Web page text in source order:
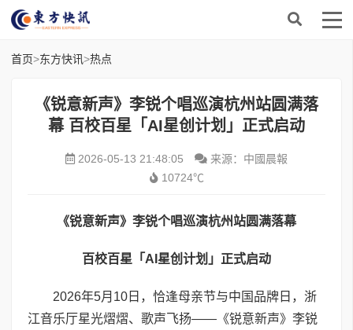
首页>东方快讯>热点
《锐意新声》李锐个唱巡演杭州站圆满落
幕 百校百星「AI星创计划」正式启动
2026-05-13 21:48:05
来源：中國晨報
10724℃
《锐意新声》李锐个唱巡演杭州站圆满落幕
百校百星「 AI 星创计划」正式启动
2026年5月10日，恰逢母亲节与中国品牌日，浙
江音乐厅星光熠熠、歌声飞扬——《锐意新声》李锐